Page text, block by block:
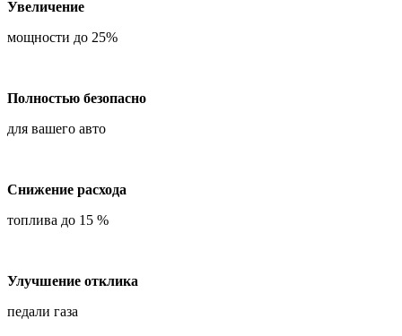
Увеличение
мощности до 25%
Полностью безопасно
для вашего авто
Снижение расхода
топлива до 15 %
Улучшение отклика
педали газа